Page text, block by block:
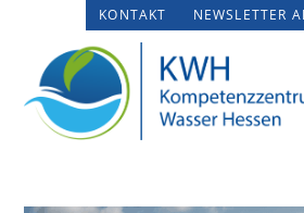
springen
KONTAKT NEWSLETTER